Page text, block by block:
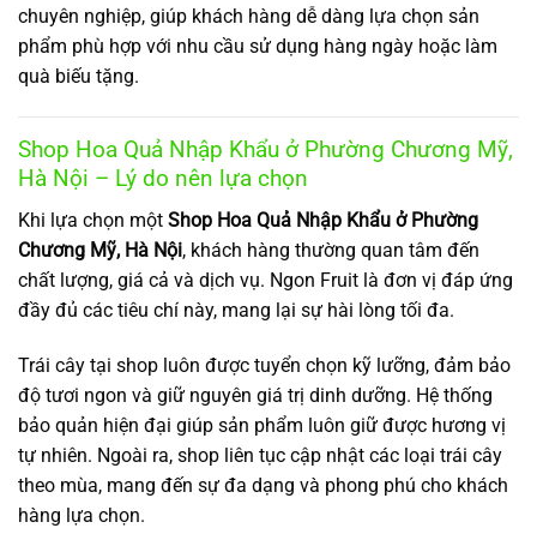
chuyên nghiệp, giúp khách hàng dễ dàng lựa chọn sản
phẩm phù hợp với nhu cầu sử dụng hàng ngày hoặc làm
quà biếu tặng.
Shop Hoa Quả Nhập Khẩu ở Phường Chương Mỹ,
Hà Nội – Lý do nên lựa chọn
Khi lựa chọn một Shop Hoa Quả Nhập Khẩu ở Phường
Chương Mỹ, Hà Nội, khách hàng thường quan tâm đến
chất lượng, giá cả và dịch vụ. Ngon Fruit là đơn vị đáp ứng
đầy đủ các tiêu chí này, mang lại sự hài lòng tối đa.
Trái cây tại shop luôn được tuyển chọn kỹ lưỡng, đảm bảo
độ tươi ngon và giữ nguyên giá trị dinh dưỡng. Hệ thống
bảo quản hiện đại giúp sản phẩm luôn giữ được hương vị
tự nhiên. Ngoài ra, shop liên tục cập nhật các loại trái cây
theo mùa, mang đến sự đa dạng và phong phú cho khách
hàng lựa chọn.